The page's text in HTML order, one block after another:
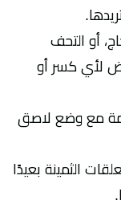
أو التحف
لأي كسر أو
مع وضع لاصق
الثمينة بعيدًا